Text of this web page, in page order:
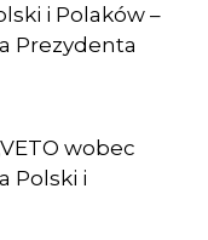
i Polaków –
Prezydenta
wobec
Polski i